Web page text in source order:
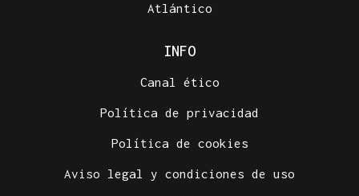
Atlántico
INFO
Canal ético
Política de privacidad
Política de cookies
Aviso legal y condiciones de uso